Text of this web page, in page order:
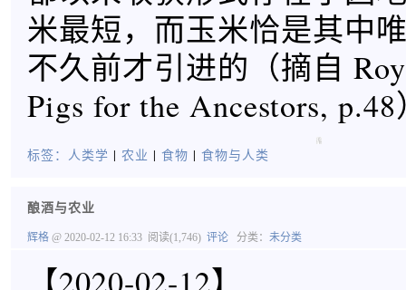
米最短，而玉米恰是其中
不久前才引进的（摘自
Pigs for the Ancestors, p.48
标签： 人类学 | 农业 | 食物 | 食物与人类
酿酒与农业
辉格 @ 2020-02-12 16:33 阅读(1,746) 评论 分类： 未分类